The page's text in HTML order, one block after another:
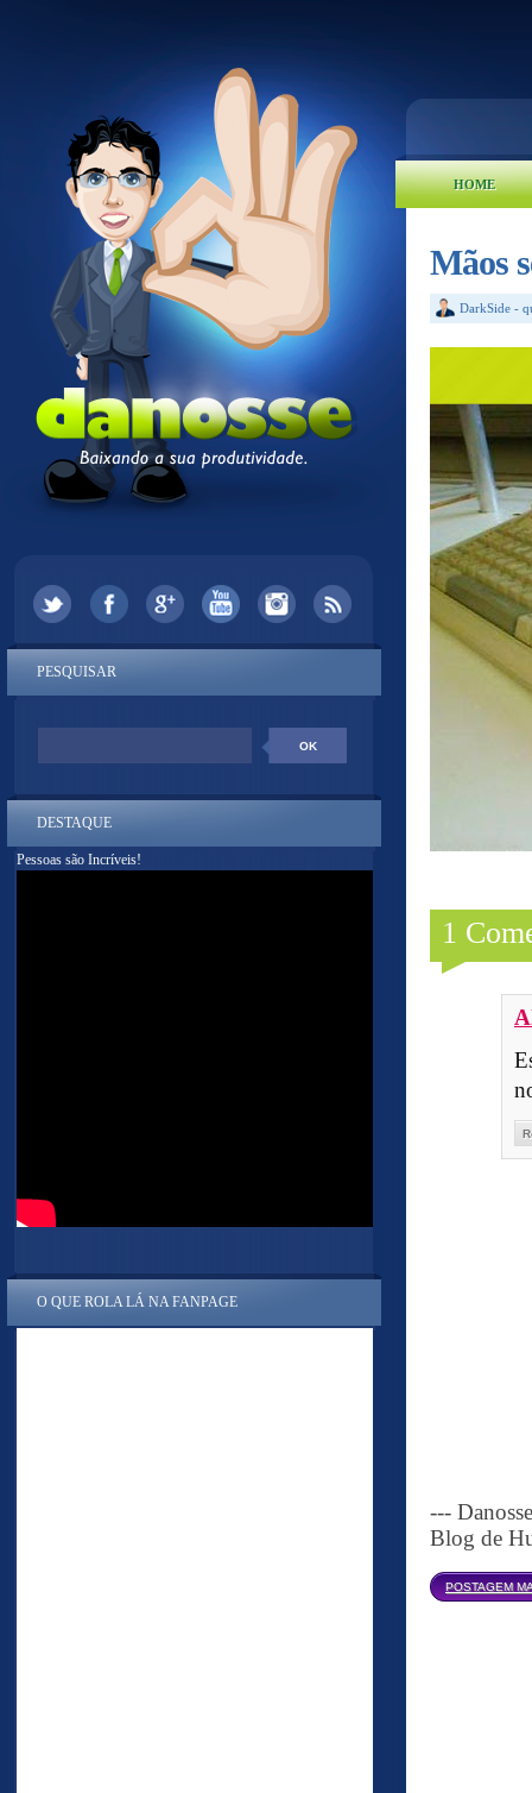
HOME
Mãos
DarkSide -
1
---
Blog de
POSTAGEM
PESQUISAR
DESTAQUE
Pessoas são Incríveis!
O QUE ROLA LÁ NA FANPAGE